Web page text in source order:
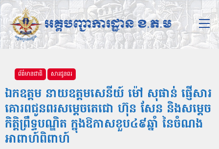
ព័ត៌មានជាតិ សារជូនពរ
ឯកឧត្តម នាយឧត្តមសេនីយ៍ ម៉ៅ សុផាន់ ផ្ញើសារ
គោរពជូនពរសម្តេចតេជោ ហ៊ុន សែន និងសម្តេច
កិត្តិព្រឹទ្ធបណ្ឌិត ក្នុងឱកាសខួប៤៩ឆ្នាំ នៃចំណង
អាពាហ៍ពិពាហ៍